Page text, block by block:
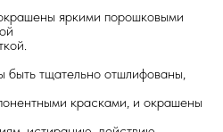
яркими порошковыми
тщательно отшлифованы,
красками, и окрашены